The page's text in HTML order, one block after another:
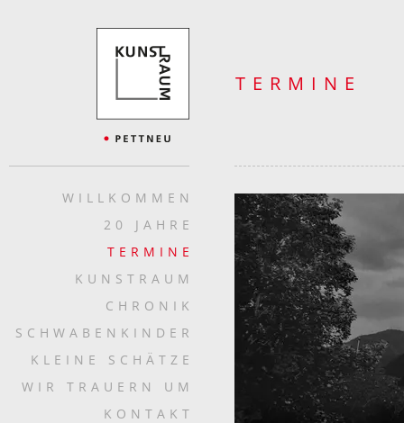
WILLKOMMEN
20 JAHRE
TERMINE
KUNSTRAUM
CHRONIK
SCHWABENKINDER
KLEINE SCHÄTZE
WIR TRAUERN UM
KONTAKT
TERMINE